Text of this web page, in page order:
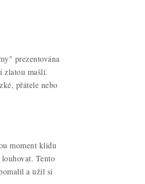
prezentována
zlatou mašlí.
přátele nebo
moment klidu
Tento
a užil si